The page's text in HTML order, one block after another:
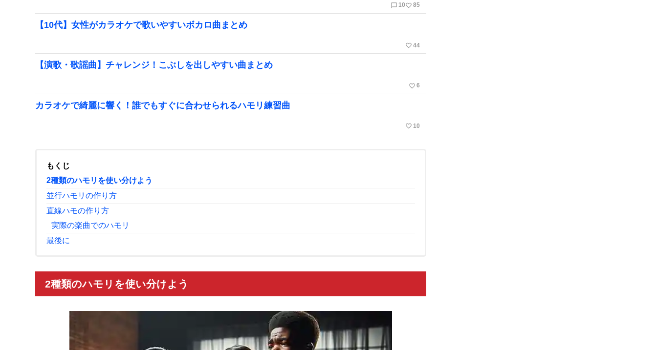
chat_bubble_outline 10favorite_border 85
【10代】女性がカラオケで歌いやすいボカロ曲まとめ
favorite_border 44
【演歌・歌謡曲】チャレンジ！こぶしを出しやすい曲まとめ
favorite_border 6
カラオケで綺麗に響く！誰でもすぐに合わせられるハモリ練習曲
favorite_border 10
もくじ
2種類のハモリを使い分けよう
並行ハモリの作り方
直線ハモの作り方
実際の楽曲でのハモリ
最後に
2種類のハモリを使い分けよう